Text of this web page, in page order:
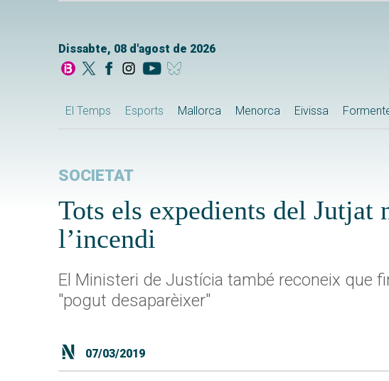
Dissabte, 08 d'agost de 2026
El Temps Esports Mallorca Menorca Eivissa
SOCIETAT
Tots els expedients del Jutjat
l’incendi
El Ministeri de Justícia també reconeix que
"pogut desaparèixer"
07/03/2019